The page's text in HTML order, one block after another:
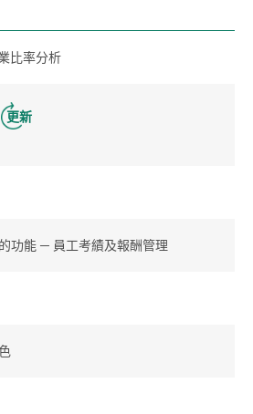
比率分析
更新
功能─ 員工考績及報酬管理